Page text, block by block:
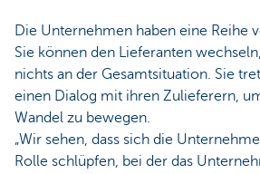
Die Unternehmen haben eine Reihe
Sie können den Lieferanten
nichts an der Gesamtsituation. Sie
einen Dialog mit ihren Zulieferern,
Wandel zu bewegen.
„Wir sehen, dass sich die
Rolle schlüpfen, bei der das